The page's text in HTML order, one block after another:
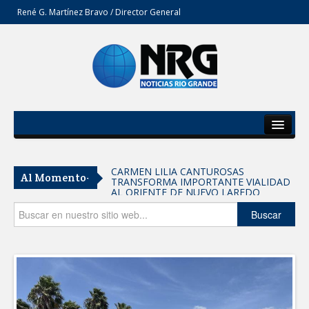
René G. Martínez Bravo / Director General
Del Estado
Secciones
Opinión
Al Momento- CARMEN LILIA CANTUROSAS
TRANSFORMA IMPORTANTE VIALIDAD
AL ORIENTE DE NUEVO LAREDO
Tomaron vecinos de Integración Familiar
iniciativa de Acción y Conciencia
Fortalece la UAT el acceso a la
REFUERZA BIENESTAR ANIMAL
LABORES DE ATENCIÓN PARA REDUCIR
Buscar